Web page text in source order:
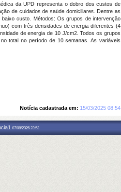
da UPD representa o dobro dos custos de
de cuidados de saúde domiciliares. Dentre as
custo. Métodos: Os grupos de intervenção
com três densidades de energia diferentes (4
de energia de 10 J/cm2. Todos os grupos
total no período de 10 semanas. As variáveis
Notícia cadastrada em: 15/03/2025 08:54
07/08/2026 23:53